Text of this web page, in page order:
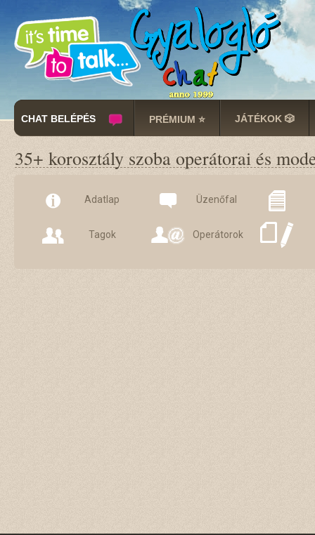
CHAT BELÉPÉS PRÉMIUM ⭐ JÁTÉKOK 🎲
35+ korosztály szoba operátorai és
Adatlap Üzenőfal
Tagok Operátorok